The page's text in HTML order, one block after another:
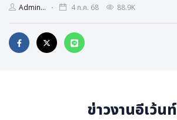
ภาษาจีน
ภาษาญี่ปุ่น
Admin... 4 ก.ค. 68 88.9K
ข่าวงานอีเว้นท์